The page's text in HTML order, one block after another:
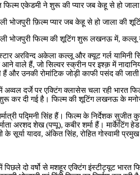
फिल्म एकेडमी ने शुरू की प्यार जब केहू से हो जाला
भोजपुरी फ़िल्म प्यार जब केहू से हो जाला की
भोजपुरी फिल्म की शूटिंग शुरू लखनऊ में, कल्लू
अरविन्द अकेला कल्लू और क्यूट गर्ल यामिनी
आने वाले हैं, जो सिल्वर स्क्रीन पर इश्क़ में
हैं और उनकी रोमांटिक जोड़ी काफी पसंद की
दर्जे पर एक्टिंग क्लासेस चला रही भारत
कर दी गई है। फिल्म की शूटिंग लखनऊ के
पद्मिनी सिंह हैं। फिल्म के निर्देशक
अरशद शेख (पप्पू), कबीर शर्मा हैं।
के सूर्या यादव, अंकित सिंह, रोहित गोस्वामी
दो वर्षो से मशहूर एक्टिंग इंस्टीट्यूट